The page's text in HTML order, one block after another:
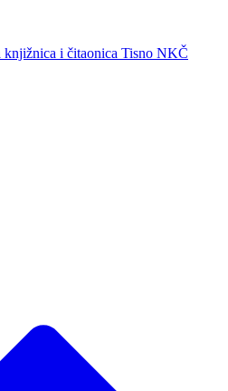
knjižnica i čitaonica Tisno NKČ